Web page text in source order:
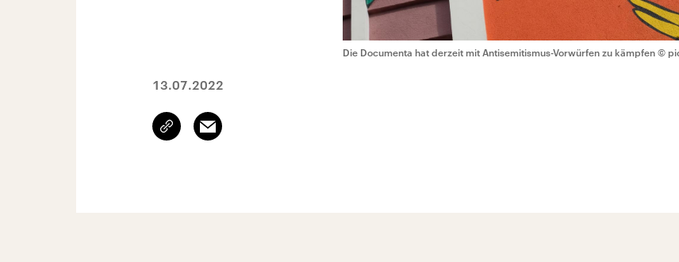
Die Documenta hat derzeit mit Antisemitismus-Vorwürfen zu kämpfen ©
13.07.2022
Link
kopieren/teilen
Email